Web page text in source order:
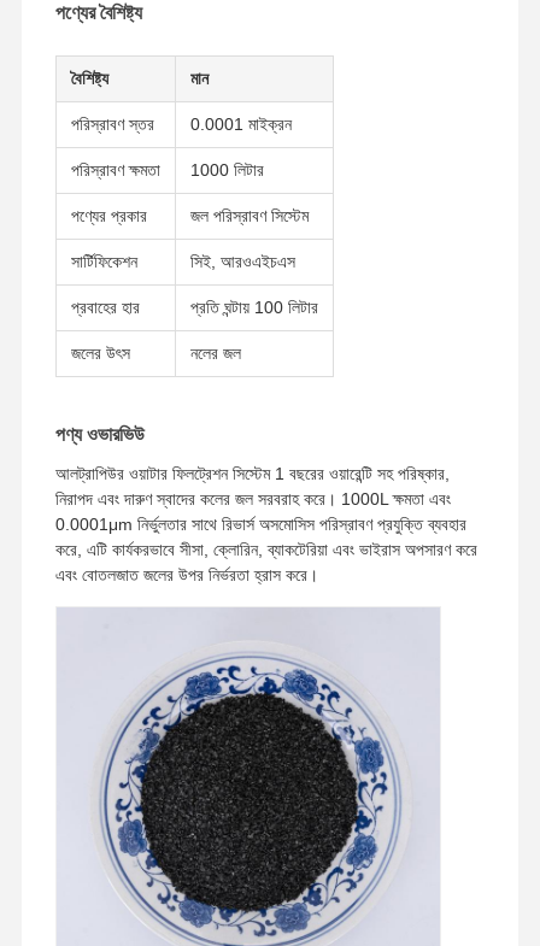
পণ্যের বৈশিষ্ট্য
বৈশিষ্ট্য মান
পরিস্রাবণ স্তর 0.0001 মাইক্রন
পরিস্রাবণ ক্ষমতা 1000 লিটার
পণ্যের প্রকার জল পরিস্রাবণ সিস্টেম
সার্টিফিকেশন সিই, আরওএইচএস
প্রবাহের হার প্রতি ঘন্টায় 100 লিটার
জলের উৎস নলের জল
পণ্য ওভারভিউ
আলট্রাপিউর ওয়াটার ফিলট্রেশন সিস্টেম 1 বছরের ওয়ারেন্টি সহ পরিষ্কার,
নিরাপদ এবং দারুণ স্বাদের কলের জল সরবরাহ করে। 1000L ক্ষমতা এবং
0.0001μm নির্ভুলতার সাথে রিভার্স অসমোসিস পরিস্রাবণ প্রযুক্তি ব্যবহার
করে, এটি কার্যকরভাবে সীসা, ক্লোরিন, ব্যাকটেরিয়া এবং ভাইরাস অপসারণ করে
এবং বোতলজাত জলের উপর নির্ভরতা হ্রাস করে।